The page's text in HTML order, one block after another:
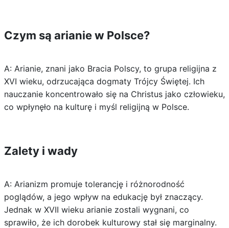
Czym są arianie w Polsce?
A: Arianie, znani jako Bracia Polscy, to grupa religijna z
XVI wieku, odrzucająca dogmaty Trójcy Świętej. Ich
nauczanie koncentrowało się na Christus jako człowieku,
co wpłynęło na kulturę i myśl religijną w Polsce.
Zalety i wady
A: Arianizm promuje tolerancję i różnorodność
poglądów, a jego wpływ na edukację był znaczący.
Jednak w XVII wieku arianie zostali wygnani, co
sprawiło, że ich dorobek kulturowy stał się marginalny.